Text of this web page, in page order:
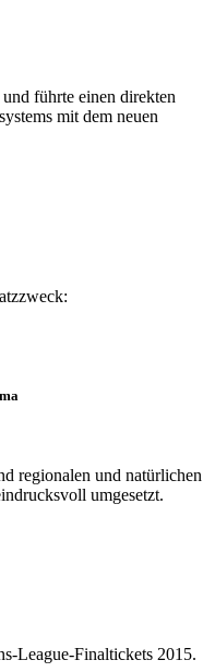
führte einen direkten
mit dem neuen
regionalen und natürlichen
umgesetzt.
League-Finaltickets 2015.